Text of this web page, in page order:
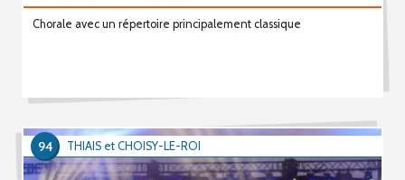
Chorale avec un répertoire principalement classique
THIAIS et CHOISY-LE-ROI
94